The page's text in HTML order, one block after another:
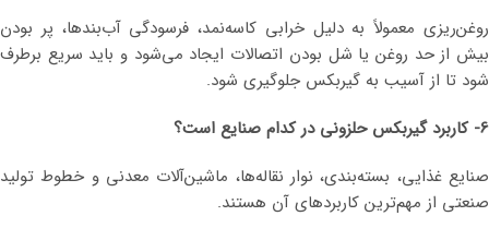
روغن‌ریزی معمولاً به دلیل خرابی کاسه‌نمد، فرسودگی آب‌بندها، پر بودن
بیش از حد روغن یا شل بودن اتصالات ایجاد می‌شود و باید سریع برطرف
شود تا از آسیب به گیربکس جلوگیری شود.
6- کاربرد گیربکس حلزونی در کدام صنایع است؟
صنایع غذایی، بسته‌بندی، نوار نقاله‌ها، ماشین‌آلات معدنی و خطوط تولید
صنعتی از مهم‌ترین کاربردهای آن هستند.